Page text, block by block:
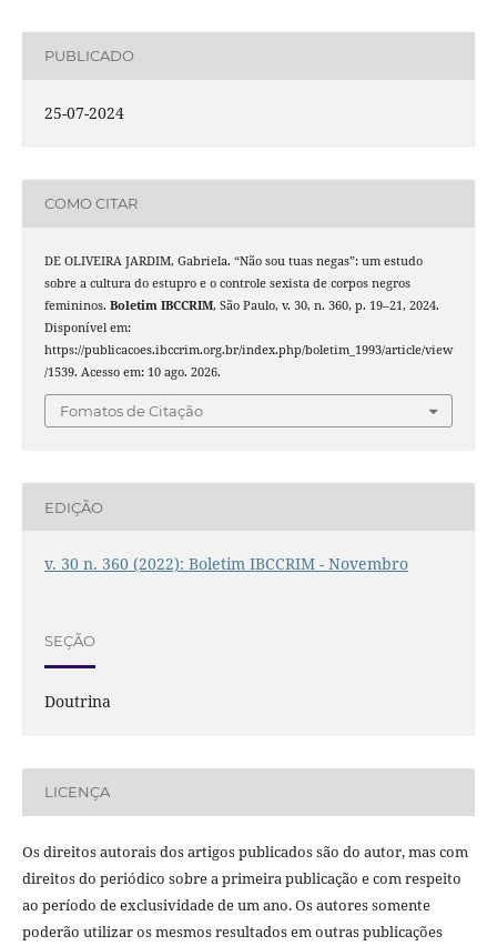
PUBLICADO
25-07-2024
COMO CITAR
DE OLIVEIRA JARDIM, Gabriela. “Não sou tuas negas”: um estudo
sobre a cultura do estupro e o controle sexista de corpos negros
femininos. Boletim IBCCRIM, São Paulo, v. 30, n. 360, p. 19–21, 2024.
Disponível em:
https://publicacoes.ibccrim.org.br/index.php/boletim_1993/article/view
/1539. Acesso em: 10 ago. 2026.
Fomatos de Citação
EDIÇÃO
v. 30 n. 360 (2022): Boletim IBCCRIM - Novembro
SEÇÃO
Doutrina
LICENÇA
Os direitos autorais dos artigos publicados são do autor, mas com
direitos do periódico sobre a primeira publicação e com respeito
ao período de exclusividade de um ano. Os autores somente
poderão utilizar os mesmos resultados em outras publicações